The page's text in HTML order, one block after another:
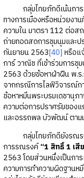
กลุ่มไทยภักดีเน้นการเ
ทางการเมืองหรือหน่วยงา
ความใน มาตรา 112 ต่อส
ถ่ายทอดสดการชุมนุมและ
กันยายน 2563[40] หรือแ
การ์ วาณิช ที่เข้าร่วมการชุ
2563 ด้วยข้อหาฝ่าฝืน พ.ร
จากกรณีการไลฟ์วิจารณ์ก
ข้อหาหมิ่นพระบรมเดชานุ
ความต่อการปราศรัยของ
และอรรถพล บัวพัฒน์ ตาม
กลุ่มไทยภักดียังรณรงค์
การรณรงค์“1 สิทธิ์ 1 เ
2563 โดยส่วนหนึ่งเป็นกา
ความการทำความผิดฐาน